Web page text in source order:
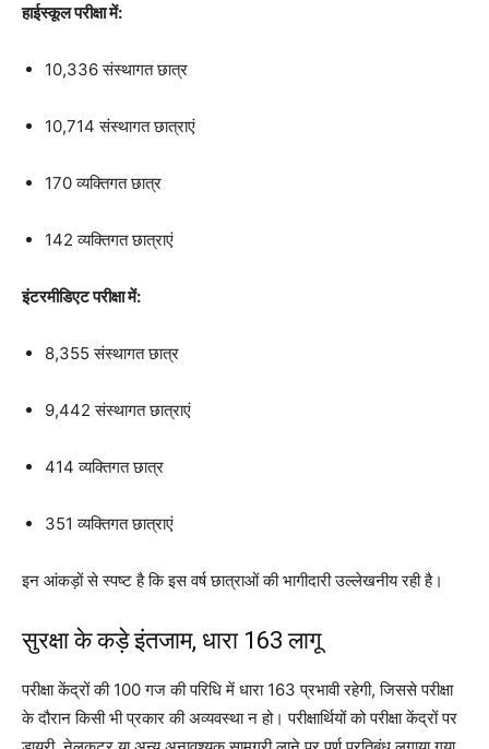
हाईस्कूल परीक्षा में:
10,336 संस्थागत छात्र
10,714 संस्थागत छात्राएं
170 व्यक्तिगत छात्र
142 व्यक्तिगत छात्राएं
इंटरमीडिएट परीक्षा में:
8,355 संस्थागत छात्र
9,442 संस्थागत छात्राएं
414 व्यक्तिगत छात्र
351 व्यक्तिगत छात्राएं
इन आंकड़ों से स्पष्ट है कि इस वर्ष छात्राओं की भागीदारी उल्लेखनीय रही है।
सुरक्षा के कड़े इंतजाम, धारा 163 लागू
परीक्षा केंद्रों की 100 गज की परिधि में धारा 163 प्रभावी रहेगी, जिससे परीक्षा
के दौरान किसी भी प्रकार की अव्यवस्था न हो। परीक्षार्थियों को परीक्षा केंद्रों पर